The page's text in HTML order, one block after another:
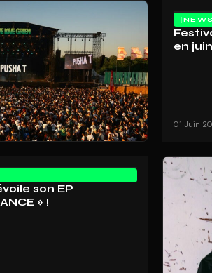
NEWS
en
01 Juin
son EP
» !